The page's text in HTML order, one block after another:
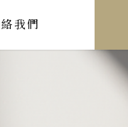
我們